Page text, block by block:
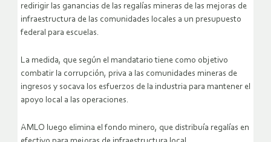
redirigir las ganancias de las regalías mineras de las mejoras de
infraestructura de las comunidades locales a un presupuesto
federal para escuelas.
La medida, que según el mandatario tiene como objetivo
combatir la corrupción, priva a las comunidades mineras de
ingresos y socava los esfuerzos de la industria para mantener el
apoyo local a las operaciones.
AMLO luego elimina el fondo minero, que distribuía regalías en